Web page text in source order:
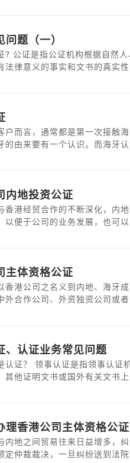
问题（一）
程序对民事法
法律意义的事实和文书的真实
户而言，通常都是第一次接触
的由来要有一个认识。而海牙
内地投资公证
香港经贸合作的不断深化，内
以便于公司的业务发展，也可
主体资格公证
香港公司之名义到内地、海牙
外合作公司、外资独资公司或
、认证业务常见问题
认证？ 领事认证是指领事认证
其他证明文书或国外有关文书
理香港公司主体资格公
内地之间贸易往来日益增多，
定仲裁裁决，一旦纠纷送到法